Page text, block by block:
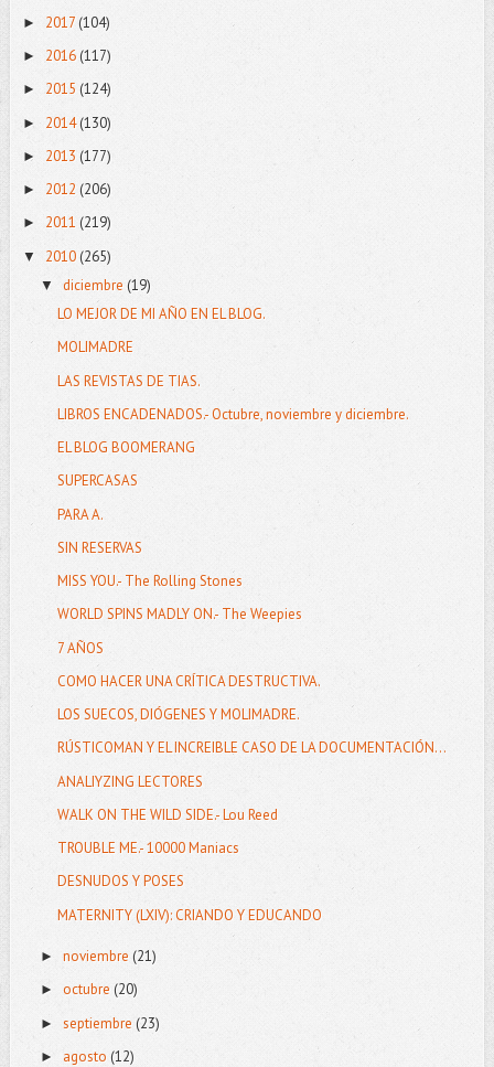
► 2017 (104)
► 2016 (117)
► 2015 (124)
► 2014(130)
► 2013 (177)
► 2012 (206)
► 2011 (219)
▼ 2010 (265)
▼ diciembre (19)
LO MEJOR DE MI AÑO EN EL BLOG.
MOLIMADRE
LAS REVISTAS DE TIAS.
LIBROS ENCADENADOS.- Octubre, noviembre y diciembre.
EL BLOG BOOMERANG
SUPERCASAS
PARA A.
SIN RESERVAS
MISS YOU.- The Rolling Stones
WORLD SPINS MADLY ON.- The Weepies
7 AÑOS
COMO HACER UNA CRÍTICA DESTRUCTIVA.
LOS SUECOS, DIÓGENES Y MOLIMADRE.
RÚSTICOMAN Y EL INCREIBLE CASO DE LA DOCUMENTACIÓN...
ANALIYZING LECTORES
WALK ON THE WILD SIDE.- Lou Reed
TROUBLE ME.- 10000 Maniacs
DESNUDOS Y POSES
MATERNITY (LXIV): CRIANDO Y EDUCANDO
► noviembre (21)
► octubre (20)
► septiembre (23)
► agosto (12)